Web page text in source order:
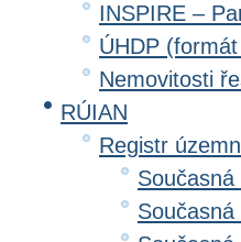
INSPIRE –
ÚHDP
Nemovitosti
RÚIAN
Registr